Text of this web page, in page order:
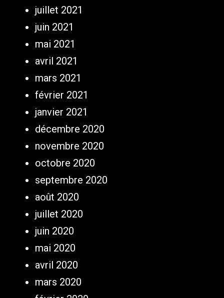
juillet 2021
juin 2021
mai 2021
avril 2021
mars 2021
février 2021
janvier 2021
décembre 2020
novembre 2020
octobre 2020
septembre 2020
août 2020
juillet 2020
juin 2020
mai 2020
avril 2020
mars 2020